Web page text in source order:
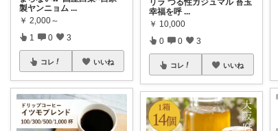
製ヤンニョム ...
￥ 2,000～
1 0 3
コレ いいね
幸福を呼 ...
￥ 10,000
0 0 3
コレ いいね